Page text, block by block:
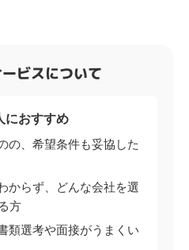
ビスについて
におすすめ
の、希望条件も妥協した
からず、どんな会社を選
方
類選考や面接がうまくい